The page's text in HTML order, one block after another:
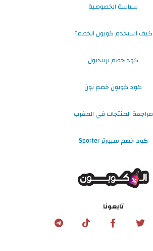
سياسة الخصوصية
كيف استخدم كوبون الخصم؟
كود خصم ترينديول
كود كوبون خصم نون
مراجعة المنتجات في المغرب
كود خصم سبورتر Sporter
تابعونا